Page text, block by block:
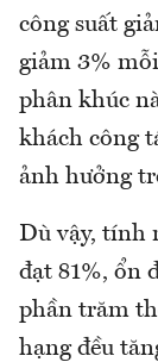
công suất
giảm 3%
phân khúc
khách công
ảnh hưởng
Dù vậy, tính
đạt 81%, ổn
phần trăm
hạng đều